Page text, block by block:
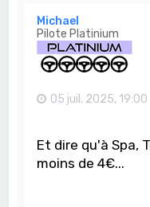
Michael
Pilote Platinium
05 juil. 2025, 19:00
Et dire qu'à Spa,
moins de 4€...